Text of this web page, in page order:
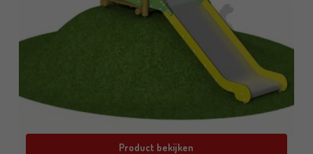
Product bekijken